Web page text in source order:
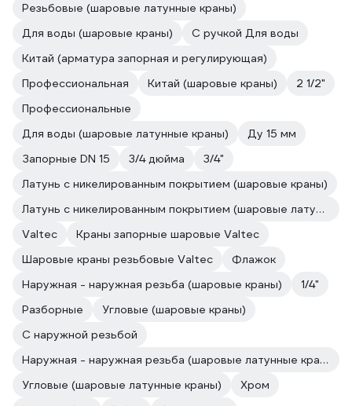
Резьбовые (шаровые латунные краны)
Для воды (шаровые краны)
С ручкой Для воды
Китай (арматура запорная и регулирующая)
Профессиональная
Китай (шаровые краны)
2 1/2"
Профессиональные
Для воды (шаровые латунные краны)
Ду 15 мм
Запорные DN 15
3/4 дюйма
3/4"
Латунь с никелированным покрытием (шаровые краны)
Латунь с никелированным покрытием (шаровые латунные краны)
Valtec
Краны запорные шаровые Valtec
Шаровые краны резьбовые Valtec
Флажок
Наружная - наружная резьба (шаровые краны)
1/4"
Разборные
Угловые (шаровые краны)
С наружной резьбой
Наружная - наружная резьба (шаровые латунные краны)
Угловые (шаровые латунные краны)
Хром